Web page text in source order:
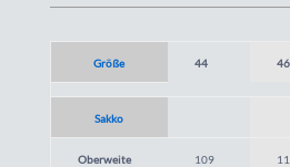
Größe 44 46
Sakko
Oberweite 109